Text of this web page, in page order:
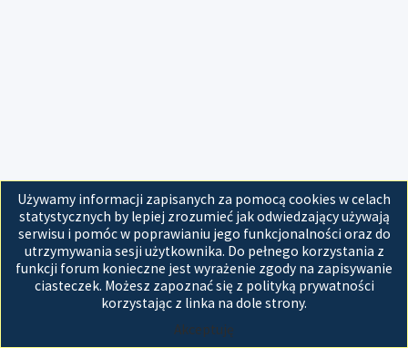
Używamy informacji zapisanych za pomocą cookies w celach
statystycznych by lepiej zrozumieć jak odwiedzający używają
serwisu i pomóc w poprawianiu jego funkcjonalności oraz do
utrzymywania sesji użytkownika. Do pełnego korzystania z
funkcji forum konieczne jest wyrażenie zgody na zapisywanie
ciasteczek. Możesz zapoznać się z polityką prywatności
korzystając z linka na dole strony.
Akceptuję